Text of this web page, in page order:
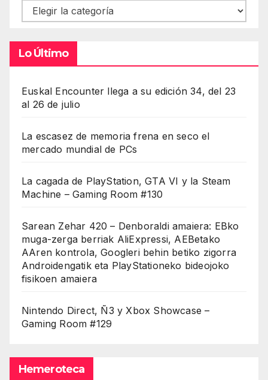
Contenidos
Lo Último
Euskal Encounter llega a su edición 34, del 23
al 26 de julio
La escasez de memoria frena en seco el
mercado mundial de PCs
La cagada de PlayStation, GTA VI y la Steam
Machine – Gaming Room #130
Sarean Zehar 420 – Denboraldi amaiera: EBko
muga-zerga berriak AliExpressi, AEBetako
AAren kontrola, Googleri behin betiko zigorra
Androidengatik eta PlayStationeko bideojoko
fisikoen amaiera
Nintendo Direct, Ñ3 y Xbox Showcase –
Gaming Room #129
Hemeroteca